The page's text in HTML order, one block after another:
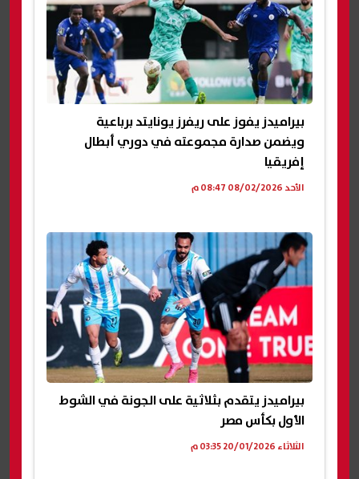
بيراميدز يفوز على ريفرز يونايتد برباعية
ويضمن صدارة مجموعته في دوري أبطال
إفريقيا
الأحد 08/02/2026 08:47 م
بيراميدز يتقدم بثلاثية على الجونة في الشوط
الأول بكأس مصر
الثلاثاء 20/01/2026 03:35 م